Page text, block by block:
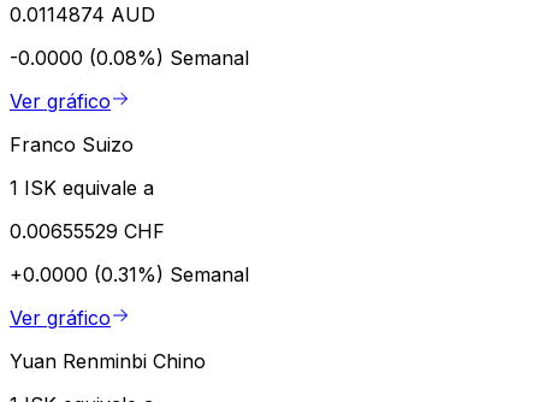
0.0114874 AUD
-0.0000 (0.08%) Semanal
Ver gráfico
Franco Suizo
1 ISK equivale a
0.00655529 CHF
+0.0000 (0.31%) Semanal
Ver gráfico
Yuan Renminbi Chino